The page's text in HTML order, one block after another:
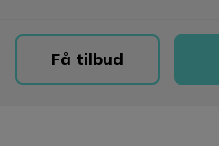
Få tilbud